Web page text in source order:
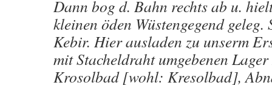
Dann bog d. Bahn rechts ab u.
kleinen öden Wüstengegend
Kebir. Hier ausladen zu unserm
mit Stacheldraht umgebenen
Krosolbad [wohl: Kresolbad],